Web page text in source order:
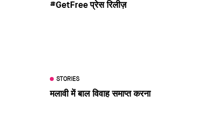
#GetFree प्रेस रिलीज़
STORIES
मलावी में बाल विवाह समाप्त करना